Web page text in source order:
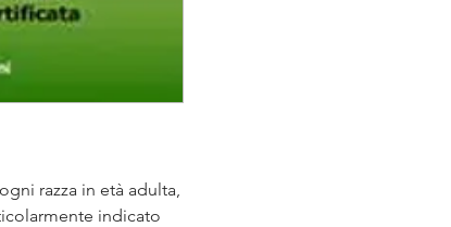
razza in età adulta,
indicato